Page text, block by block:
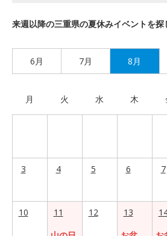
来週以降の三重県の夏休みイベントを探
6月 7月 8月
月 火 水 木
3 4 5 6 7
10
11
12
13